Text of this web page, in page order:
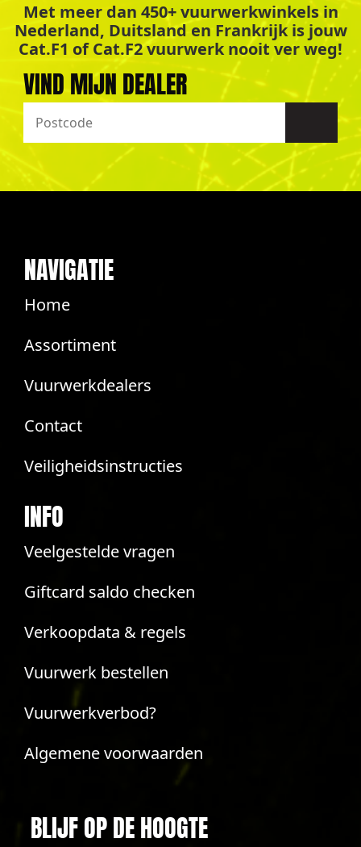
Met meer dan 450+ vuurwerkwinkels in
Nederland, Duitsland en Frankrijk is jouw
Cat.F1 of Cat.F2 vuurwerk nooit ver weg!
VIND MIJN DEALER
NAVIGATIE
Home
Assortiment
Vuurwerkdealers
Contact
Veiligheidsinstructies
INFO
Veelgestelde vragen
Giftcard saldo checken
Verkoopdata & regels
Vuurwerk bestellen
Vuurwerkverbod?
Algemene voorwaarden
BLIJF OP DE HOOGTE